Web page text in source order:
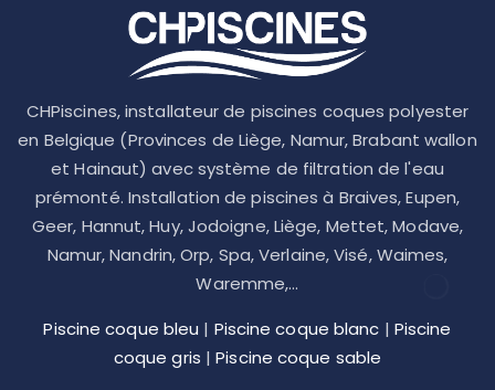
CHPiscines, installateur de piscines coques polyester
en Belgique (Provinces de Liège, Namur, Brabant wallon
et Hainaut) avec système de filtration de l'eau
prémonté. Installation de piscines à Braives, Eupen,
Geer, Hannut, Huy, Jodoigne, Liège, Mettet, Modave,
Namur, Nandrin, Orp, Spa, Verlaine, Visé, Waimes,
Waremme,...
Piscine coque bleu | Piscine coque blanc | Piscine
coque gris |Piscine coque sable